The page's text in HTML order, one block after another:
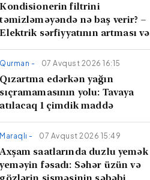
Kondisionerin filtrini
təmizləməyəndə nə baş verir? –
Elektrik sərfiyyatının artması və
Qurman - 07 Avqust 2026 16:15
Qızartma edərkən yağın
sıçramamasının yolu: Tavaya
atılacaq 1 çimdik maddə
Maraqlı - 07 Avqust 2026 15:49
Axşam saatlarında duzlu yemək
yeməyin fəsadı: Səhər üzün və